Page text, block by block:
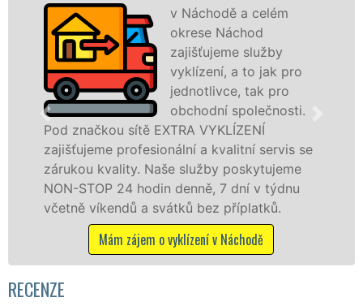
v Náchodě a celém
okrese Náchod
zajišťujeme služby
vyklízení, a to jak pro
jednotlivce, tak pro
obchodní společnosti.
sítě EXTRA VYKLÍZENÍ
profesionální a kvalitní servis se
Naše služby poskytujeme
24 hodin denně, 7 dní v týdnu
a svátků bez příplatků.
Mám zájem o vyklízení v Náchodě
jak
zárukou
STOP bez
RECENZE